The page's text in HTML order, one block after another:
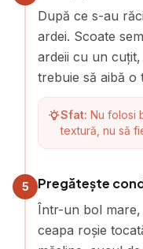
După ce s-au
ardei. Scoate
ardeii cu un
trebuie să aibă o
Sfat: Nu folosi
textură, nu să
5 Pregătește
Într-un bol mare,
ceapa roșie